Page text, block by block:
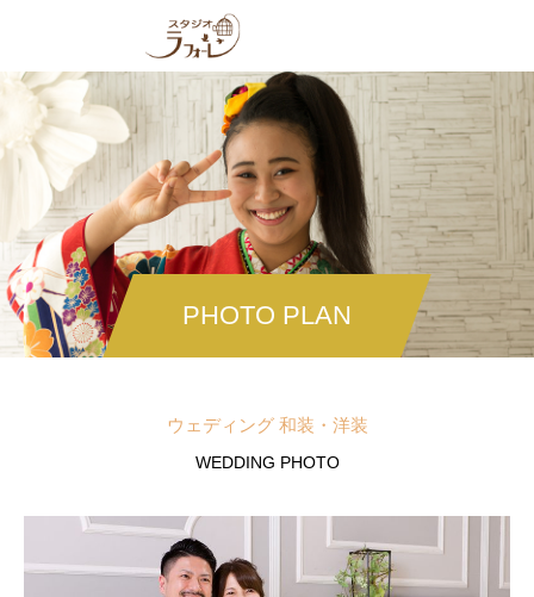
PHOTO PLAN
ウェディング 和装・洋装
WEDDING PHOTO